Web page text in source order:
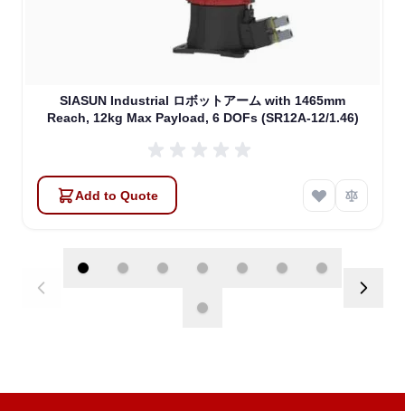
SIASUN Industrial ロボットアーム with 1465mm
Reach, 12kg Max Payload, 6 DOFs (SR12A-12/1.46)
Add to Quote